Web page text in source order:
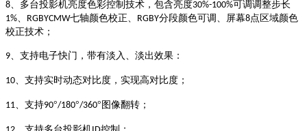
8 、多台投影机亮度色彩控制技术，包含亮度30%-100%可调调整步长
1%
RGBYCMW七轴颜色校正、 RGBY分段颜色可调、屏幕8点区域颜色
校正技术；
9 、支持电子快门，带有淡入、淡出效果：
10 、支持实时动态对比度，实现高对比度；
11 、支持90°/180°/360°图像翻转；